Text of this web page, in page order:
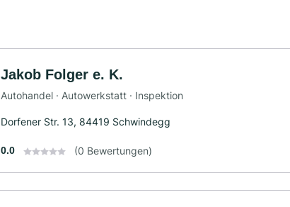
Jakob Folger e. K.
Autohandel · Autowerkstatt · Inspektion
Dorfener Str. 13, 84419 Schwindegg
0.0 (0 Bewertungen)